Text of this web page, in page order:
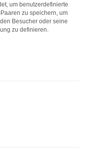
um benutzerdefinierte
zu speichern, um
Besucher oder seine
zu definieren.